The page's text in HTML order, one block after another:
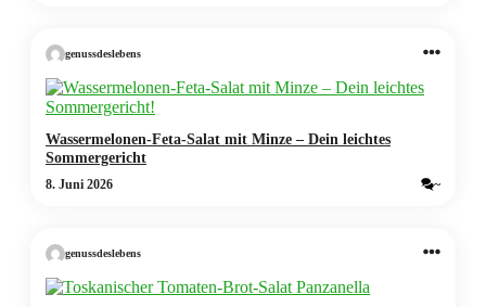
genussdeslebens
Wassermelonen-Feta-Salat mit Minze – Dein leichtes
Sommergericht
8. Juni 2026 ~
genussdeslebens